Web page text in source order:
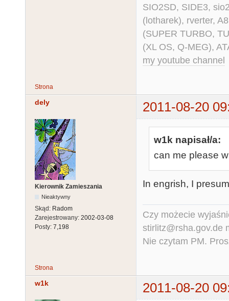
SIO2SD, SIDE3,
(lotharek), rverter,
(SUPER TURBO,
(XL OS, Q-MEG),
my youtube channel
Strona
dely 2011-08-20
Kierownik Zamieszania
Nieaktywny
Skąd: Radom
Zarejestrowany: 2002-03-08
Posty: 7,198
w1k napisał/a:
can me please
In engrish, I
Czy możecie
stirlitz@rsha.gov.de
Nie czytam PM.
Strona
w1k 2011-08-20